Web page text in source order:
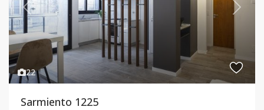
22
Previous Next
Sarmiento 1225